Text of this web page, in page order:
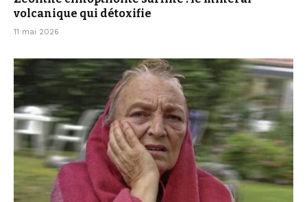
volcanique qui détoxifie
11 mai 2026